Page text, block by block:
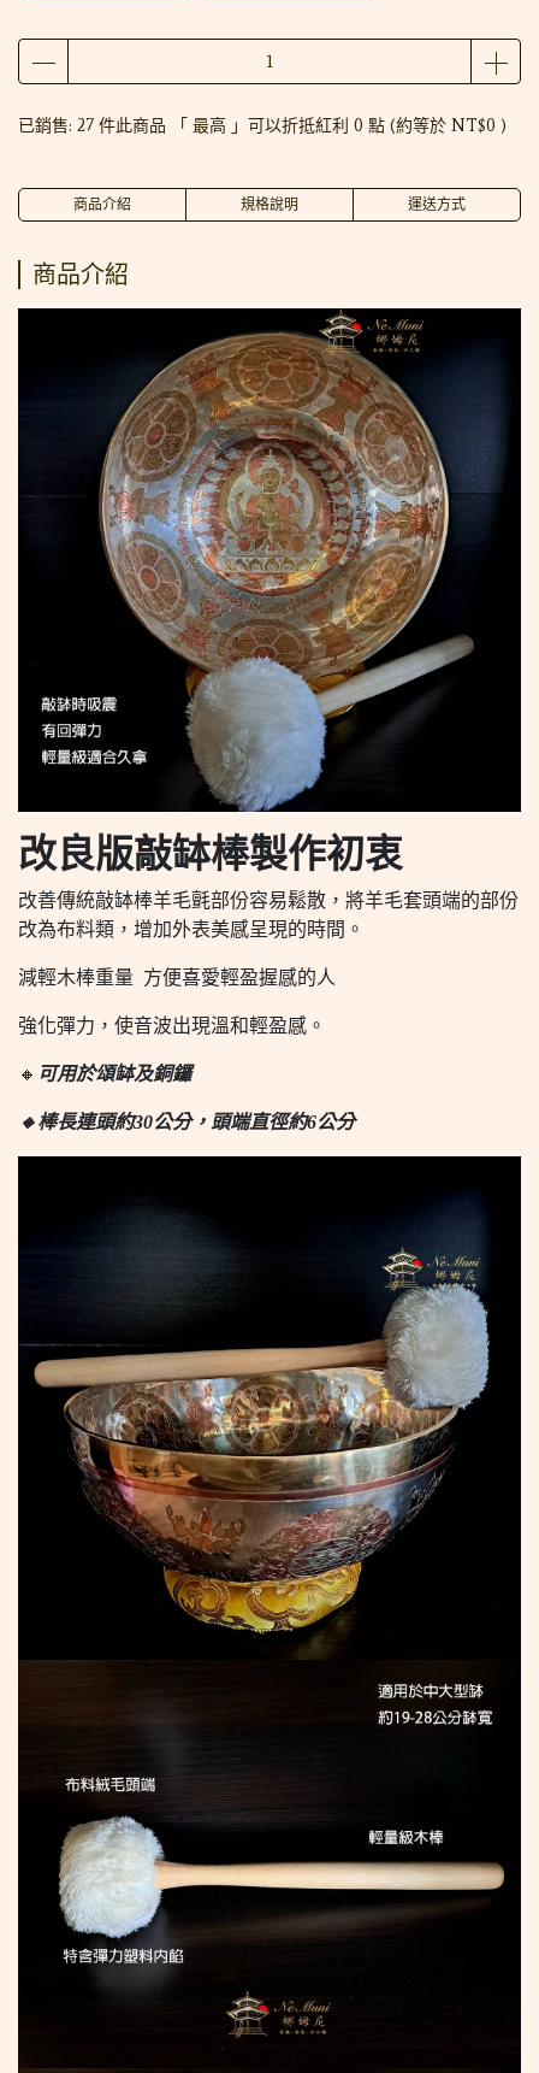
已銷售: 27 件此商品 「 最高 」可以折抵紅利 0 點 (約等於 NT$0 )
商品介紹 規格說明 運送方式
商品介紹
改良版敲缽棒製作初衷
改善傳統敲缽棒羊毛氈部份容易鬆散，將羊毛套頭端的部份
改為布料類，增加外表美感呈現的時間。
減輕木棒重量 方便喜愛輕盈握感的人
強化彈力，使音波出現溫和輕盈感。
🔸 可用於頌缽及銅鑼
🔸棒長連頭約30公分，頭端直徑約6公分